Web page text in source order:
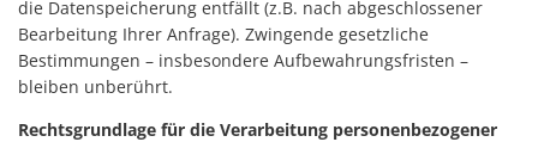
die Datenspeicherung entfällt (z.B. nach abgeschlossener
Bearbeitung Ihrer Anfrage). Zwingende gesetzliche
Bestimmungen – insbesondere Aufbewahrungsfristen –
bleiben unberührt.
Rechtsgrundlage für die Verarbeitung personenbezogener